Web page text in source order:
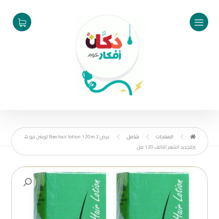
المنتجات شامل
عرض 2 Neo hair lotion 120m لوشن نيو ه
يرلتجديد الشعر التالف 120 مل